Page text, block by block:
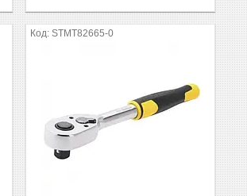
STMT82665-0